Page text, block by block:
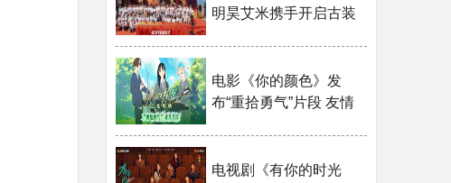
明昊艾米携手开启古装
电影《你的颜色》发
布“重拾勇气”片段 友情
电视剧《有你的时光